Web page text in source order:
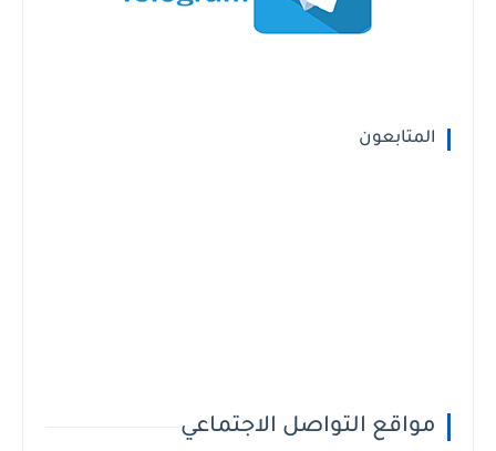
المتابعون
مواقع التواصل الاجتماعي